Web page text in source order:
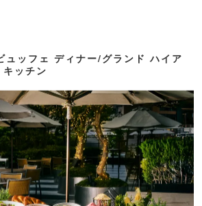
揃います。 発酵と炭火が織りなす重
夜のテラスで特別なひとときを楽しみに、足を運
ンゴッデス
ラッカー ・キムチチーズディップとクリスピート
タラゴン味噌バター ・燻製ポークソーセージ 柚子
オクトパス 魚醤の香り ・炭火焼きとうもろこし 燻
ジ アップルマスタードソース ■フリーフロ
シャンパン付きフリーフロープランのみ） ・赤白
は公式サイトをご確認く
ュッフェ ディナー/グランド ハイア
ッチン